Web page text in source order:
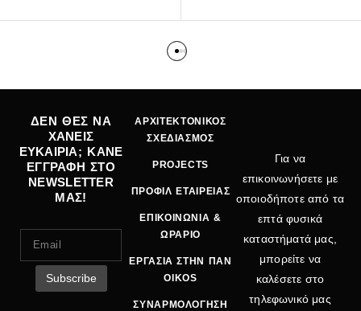
ΔΕΝ ΘΕΣ ΝΑ
ΧΑΝΕΙΣ
ΕΥΚΑΙΡΙΑ; ΚΑΝΕ
ΕΓΓΡΑΦΗ ΣΤΟ
NEWSLETTER
ΜΑΣ!
ΑΡΧΙΤΕΚΤΟΝΙΚΟΣ
ΣΧΕΔΙΑΣΜΟΣ
PROJECTS
ΠΡΟΦΙΛ ΕΤΑΙΡΕΙΑΣ
ΕΠΙΚΟΙΝΩΝΙΑ &
ΩΡΑΡΙΟ
ΕΡΓΑΣΙΑ ΣΤΗΝ ΠΑΝ
OIKOS
ΣΥΝΑΡΜΟΛΟΓΗΣΗ
Για να
επικοινωνήσετε με
οποιοδήποτε από τα
επτά φυσικά
καταστήματά μας,
μπορείτε να
καλέσετε στο
τηλεφωνικό μας